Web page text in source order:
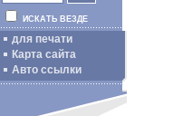
ИСКАТЬ ВЕЗДЕ
для печати
Карта сайта
Авто ссылки